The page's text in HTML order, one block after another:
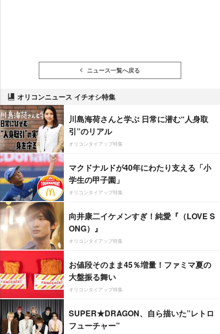
ニュース一覧へ戻る
オリコンニュース イチオシ特集
川島海荷さんと学ぶ 日常に潜む“人身取
引”のリアル
オリコンタイアップ特集
マクドナルドが40年にわたり支える「小
学生の甲子園」
オリコンタイアップ特集
向井康二イケメンすぎ！純愛『（LOVE S
ONG）』
オリコンタイアップ特集
お値段そのまま45％増量！ファミマ夏の
大盤振る舞い
オリコンタイアップ特集
SUPER★DRAGON、自ら描いた”レトロ
フューチャー”